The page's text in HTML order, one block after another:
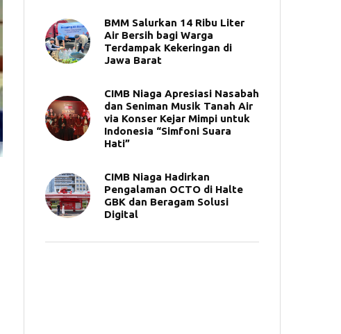
BMM Salurkan 14 Ribu Liter
Air Bersih bagi Warga
Terdampak Kekeringan di
Jawa Barat
CIMB Niaga Apresiasi Nasabah
dan Seniman Musik Tanah Air
via Konser Kejar Mimpi untuk
Indonesia “Simfoni Suara
Hati”
CIMB Niaga Hadirkan
Pengalaman OCTO di Halte
GBK dan Beragam Solusi
Digital